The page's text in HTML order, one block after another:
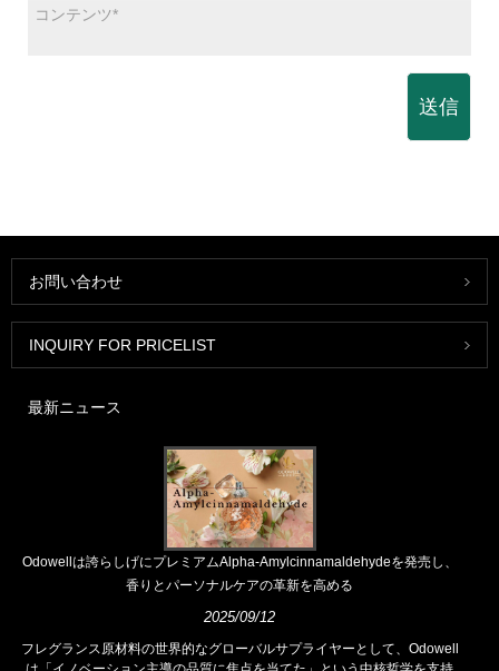
送信
お問い合わせ
INQUIRY FOR PRICELIST
最新ニュース
Odowellは誇らしげにプレミアムAlpha-Amylcinnamaldehydeを発売し、
香りとパーソナルケアの革新を高める
2025/09/12
フレグランス原材料の世界的なグローバルサプライヤーとして、Odowell